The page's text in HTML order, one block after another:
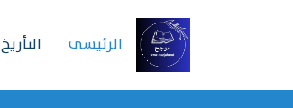
الرئیسی التأريخ